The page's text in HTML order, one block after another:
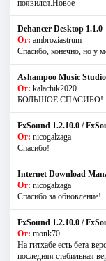
появился.Новое
Dehancer Desktop 1.1.0
От: ambroziastrum
Спасибо, конечно, но у
Ashampoo Music
От: kalachik2020
БОЛЬШОЕ СПАСИБО!
FxSound 1.2.10.0 /
От: nicogalzaga
Спасибо!
Internet Download
От: nicogalzaga
Спасибо за обновление!
FxSound 1.2.10.0 /
От: monk70
На гитхабе есть бета-
последняя стабильная